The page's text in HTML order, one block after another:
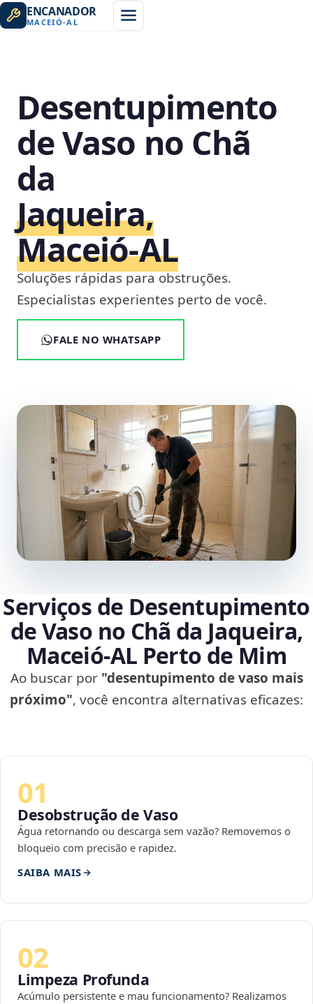
ENCANADOR
MACEIÓ-AL
Desentupimento
de Vaso no Chã
da
Jaqueira,
Maceió‑AL
Soluções rápidas para obstruções.
Especialistas experientes perto de você.
FALE NO WHATSAPP
Serviços de Desentupimento
de Vaso no Chã da Jaqueira,
Maceió‑AL Perto de Mim
Ao buscar por "desentupimento de vaso mais
próximo", você encontra alternativas eficazes:
01
Desobstrução de Vaso
Água retornando ou descarga sem vazão? Removemos o
bloqueio com precisão e rapidez.
SAIBA MAIS
02
Limpeza Profunda
Acúmulo persistente e mau funcionamento? Realizamos